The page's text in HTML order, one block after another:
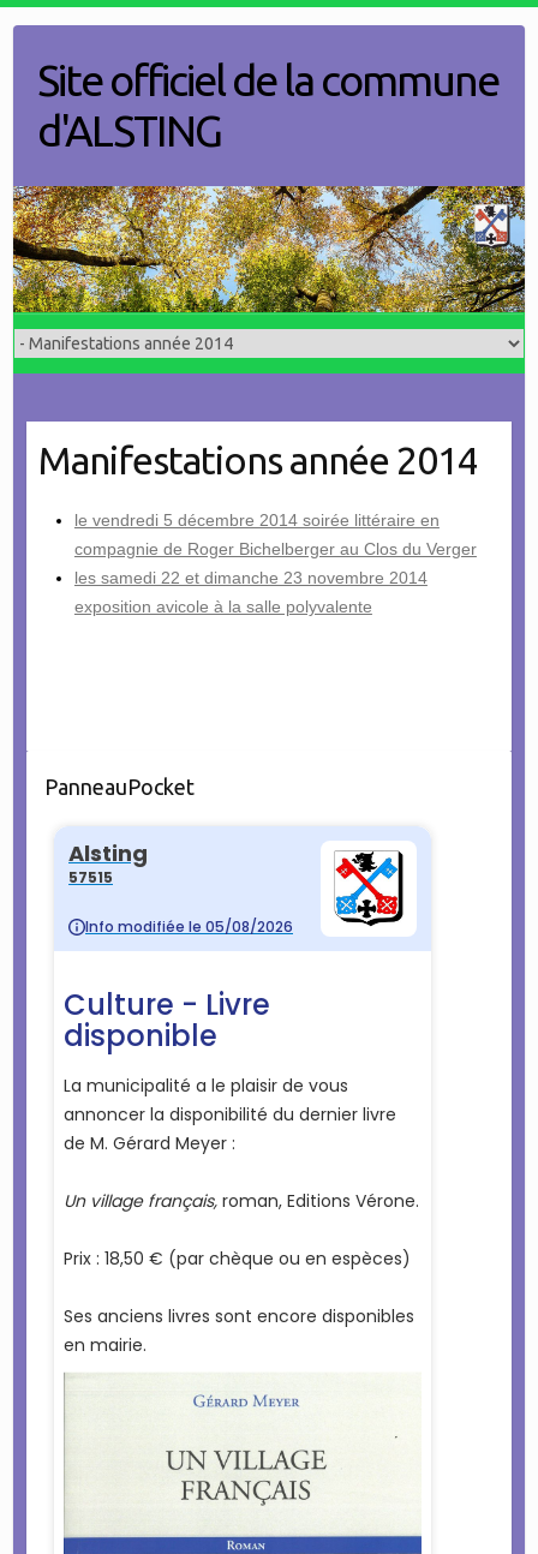
contentSite officiel de la commune
d'ALSTING
Manifestations année 2014
le vendredi 5 décembre 2014 soirée littéraire en
compagnie de Roger Bichelberger au Clos du Verger
les samedi 22 et dimanche 23 novembre 2014
exposition avicole à la salle polyvalente
PanneauPocket